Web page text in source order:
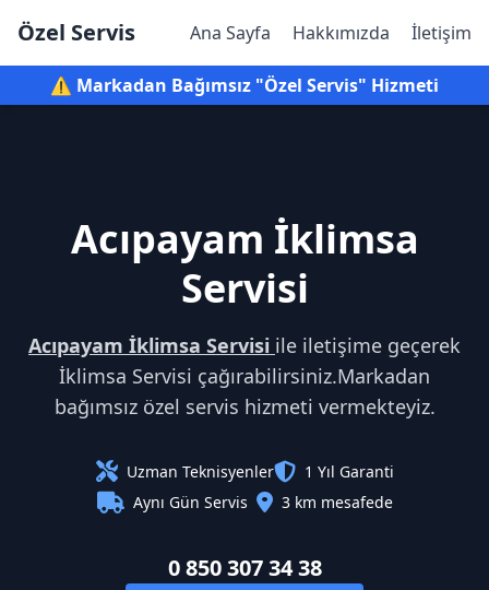
Özel Servis Ana Sayfa Hakkımızda İletişim
⚠️ Markadan Bağımsız "Özel Servis" Hizmeti
Acıpayam İklimsa
Servisi
Acıpayam İklimsa Servisi ile iletişime geçerek
İklimsa Servisi çağırabilirsiniz.Markadan
bağımsız özel servis hizmeti vermekteyiz.
Uzman Teknisyenler
1 Yıl Garanti
Aynı Gün Servis
3 km mesafede
0 850 307 34 38